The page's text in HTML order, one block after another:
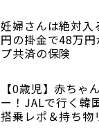
妊婦さんは絶対入
円の掛金で48万
プ共済の保険
【0歳児】赤ちゃ
ー！JALで行く韓
搭乗レポ＆持ち物